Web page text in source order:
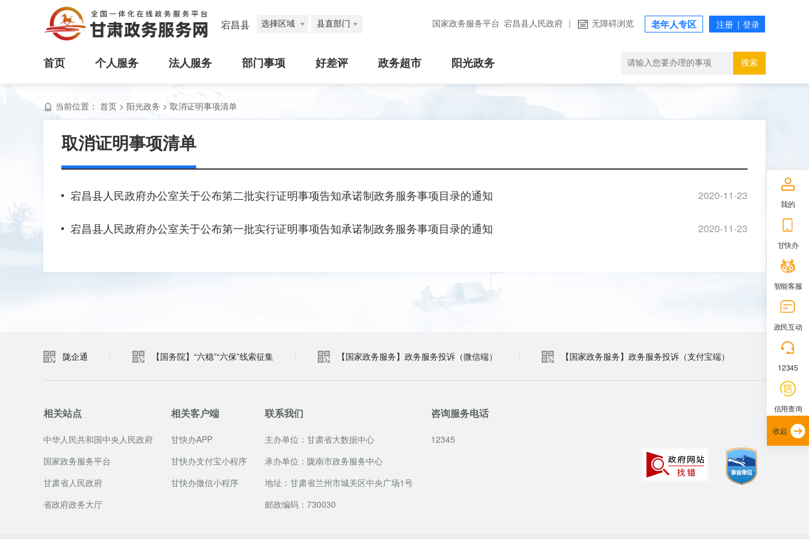
宕昌县 选择区域 县直部门 国家政务服务平台 宕昌县人民政府 无障碍浏览 老年人专区
首页 个人服务 法人服务 部门事项 好差评 政务超市 阳光政务 搜索
当前位置： 首页 > 阳光政务 > 取消证明事项清单
取消证明事项清单
宕昌县人民政府办公室关于公布第二批实行证明事项告知承诺制政务服务事项目录的通知 2020-11-23
宕昌县人民政府办公室关于公布第一批实行证明事项告知承诺制政务服务事项目录的通知 2020-11-23
陇企通 【国务院】“六稳”“六保”线索征集 【国家政务服务】政务服务投诉（微信端） 【国家政务服务】政务服务投诉（支付宝端）
相关站点
中华人民共和国中央人民政府
国家政务服务平台
甘肃省人民政府
省政府政务大厅
相关客户端
甘快办APP
甘快办支付宝小程序
甘快办微信小程序
联系我们
主办单位：甘肃省大数据中心
承办单位：陇南市政务服务中心
地址：甘肃省兰州市城关区中央广场1号
邮政编码：730030
咨询服务电话
12345
我的
甘快办
智能客服
政民互动
12345
信用查询
收起